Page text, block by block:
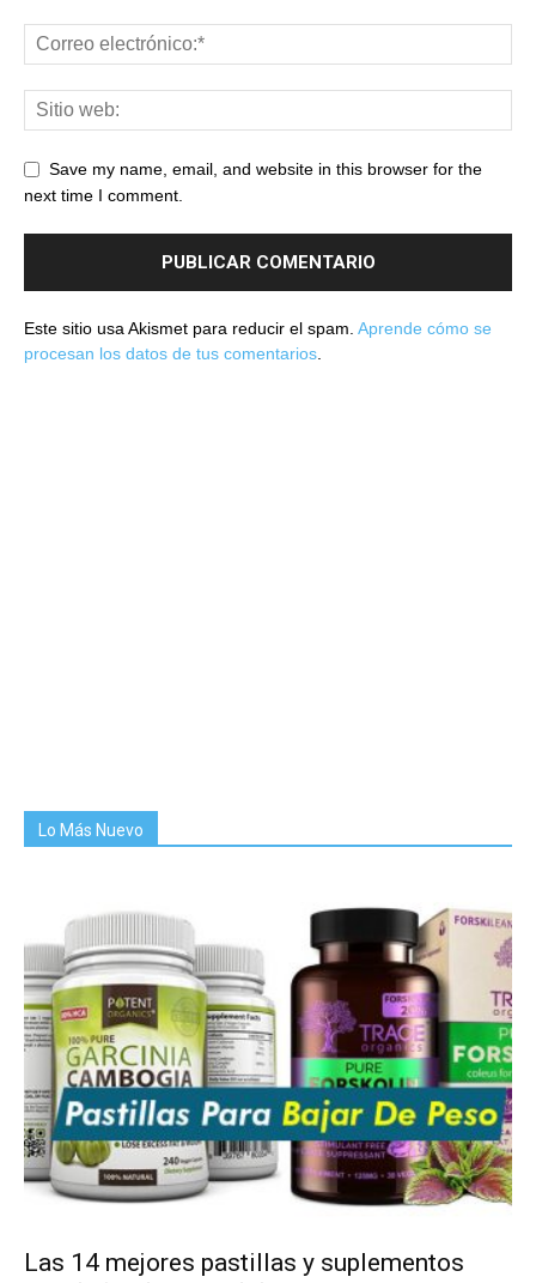
Save my name, email, and website in this browser for the
next time I comment.
Este sitio usa Akismet para reducir el spam. Aprende cómo se
procesan los datos de tus comentarios
Lo Más Nuevo
Las 14 mejores pastillas y suplementos